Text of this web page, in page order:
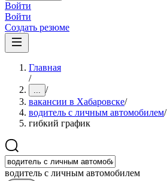
Войти
Войти
Создать резюме
Главная
/
... /
вакансии в Хабаровске/
водитель с личным автомобилем/
гибкий график
водитель с личным автомобилем